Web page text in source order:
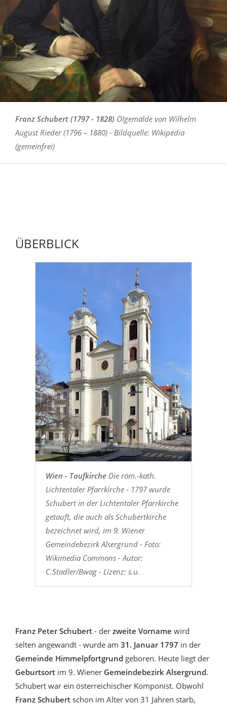
Franz Schubert (1797 - 1828) Ölgemälde von Wilhelm
August Rieder (1796 – 1880) - Bildquelle: Wikipedia
(gemeinfrei)
ÜBERBLICK
Wien - TaufkircheDie röm.-kath.
Lichtentaler Pfarrkirche - 1797 wurde
Schubert in der Lichtentaler Pfarrkirche
getauft, die auch als Schubertkirche
bezeichnet wird, im 9. Wiener
Gemeindebezirk Alsergrund - Foto:
Wikimedia Commons - Autor:
C.Stadler/Bwag - Lizenz: s.u.
Franz Peter Schubert - der zweite Vorname wird
selten angewandt - wurde am 31. Januar 1797 in der
Gemeinde Himmelpfortgrund geboren. Heute liegt der
Geburtsort im 9. Wiener Gemeindebezirk Alsergrund.
Schubert war ein österreichischer Komponist. Obwohl
Franz Schubert schon im Alter von 31 Jahren starb,